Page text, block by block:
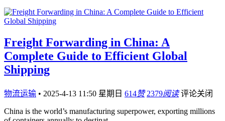
Freight Forwarding in China: A
Complete Guide to Efficient Global
Shipping
物流运输 • 2025-4-13 11:50 星期日 614赞 2379阅读 评论关闭
China is the world’s manufacturing superpower, exporting millions